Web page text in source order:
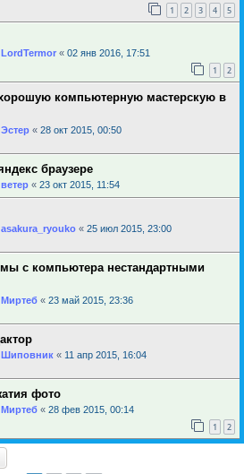
1 2 3 4 5
LordTermor « 02 янв 2016, 17:51
1 2
компьютерную мастерскую в
Эстер « 28 окт 2015, 00:50
браузере
ветер « 23 окт 2015, 11:54
asakura_ryouko « 25 июл 2015, 23:00
с компьютера нестандартными
Миртеб « 23 май 2015, 23:36
Шиповник « 11 апр 2015, 16:04
фото
Миртеб « 28 фев 2015, 00:14
1 2